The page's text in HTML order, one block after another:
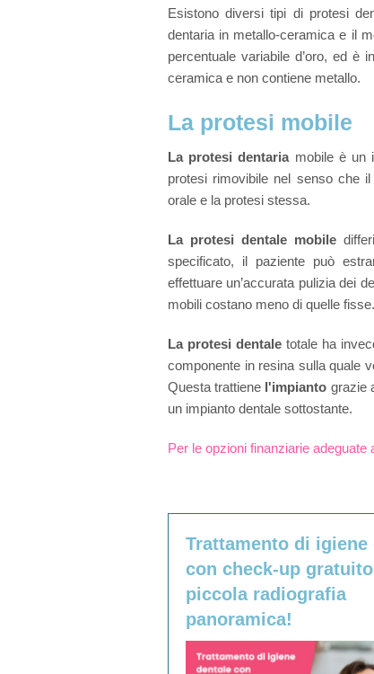
Esistono diversi tipi di protesi
dentaria in metallo-ceramica e il
percentuale variabile d’oro, ed è
ceramica e non contiene metallo.
La protesi mobile
La protesi dentariamobile è un
protesi rimovibile nel senso che
orale e la protesi stessa.
La protesi dentale mobile
specificato, il paziente può
effettuare un’accurata pulizia dei
mobili costano meno di quelle fisse.
La protesi dentaletotale ha
componente in resina sulla quale
Questa trattiene l'impianto grazie
un impianto dentale sottostante.
Per le opzioni finanziarie
Trattamento di igiene
con check-up
piccola radiografia
panoramica!